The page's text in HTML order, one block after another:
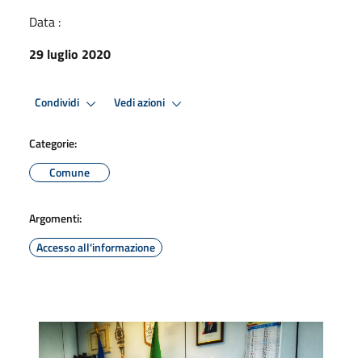
Data :
29 luglio 2020
Condividi Vedi azioni
Categorie:
Comune
Argomenti:
Accesso all'informazione